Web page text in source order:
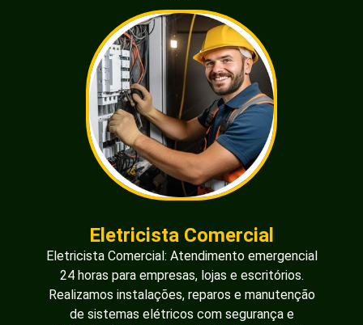
Eletricista Comercial
Eletricista Comercial: Atendimento emergencial
24 horas para empresas, lojas e escritórios.
Realizamos instalações, reparos e manutenção
de sistemas elétricos com segurança e